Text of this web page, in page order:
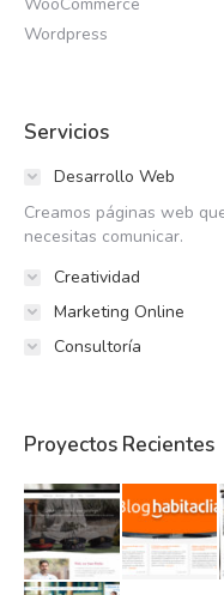
Wordpress
Servicios
Desarrollo Web
Creamos páginas web
necesitas comunicar.
Creatividad
Marketing Online
Consultoría
Proyectos Recientes